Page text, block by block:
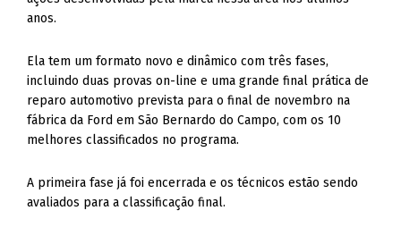
anos.
Ela tem um formato novo e dinâmico com três fases,
incluindo duas provas on-line e uma grande final prática de
reparo automotivo prevista para o final de novembro na
fábrica da Ford em São Bernardo do Campo, com os 10
melhores classificados no programa.
A primeira fase já foi encerrada e os técnicos estão sendo
avaliados para a classificação final.